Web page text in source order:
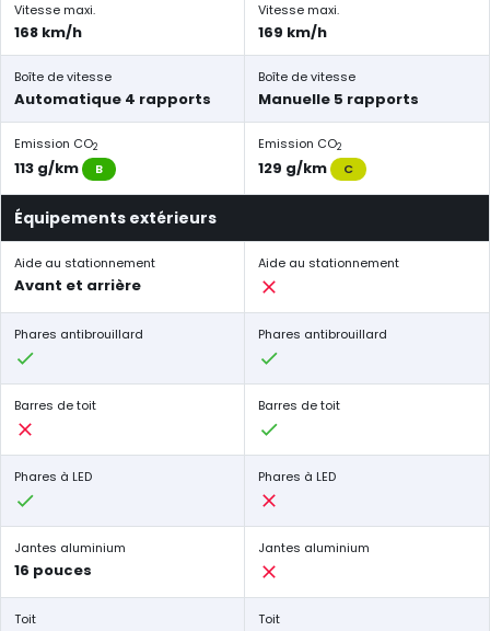
Vitesse maxi.
168 km/h
Vitesse maxi.
169 km/h
Boîte de vitesse
Automatique 4 rapports
Boîte de vitesse
Manuelle 5 rapports
Emission CO2
113 g/km B
Emission CO2
129 g/km C
Équipements extérieurs
Aide au stationnement
Avant et arrière
Aide au stationnement
Phares antibrouillard Phares antibrouillard
Barres de toit Barres de toit
Phares à LED Phares à LED
Jantes aluminium
16 pouces
Jantes aluminium
Toit Toit